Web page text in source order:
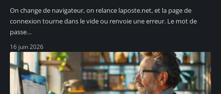
On change de navigateur, on relance laposte.net, et la page de
connexion tourne dans le vide ou renvoie une erreur. Le mot de
passe…
16 juin 2026